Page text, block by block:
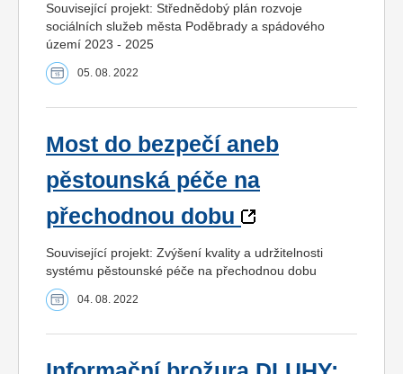
Související projekt: Střednědobý plán rozvoje
sociálních služeb města Poděbrady a spádového
území 2023 - 2025
05. 08. 2022
Most do bezpečí aneb
pěstounská péče na
přechodnou dobu
Související projekt: Zvýšení kvality a udržitelnosti
systému pěstounské péče na přechodnou dobu
04. 08. 2022